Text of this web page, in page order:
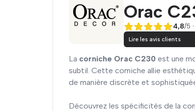
Orac
4,8 sur 5
4,8/5
Lire les avis clients
La corniche Orac C230 est une
subtil. Cette corniche allie
de manière discrète et
Découvrez les spécificités de la